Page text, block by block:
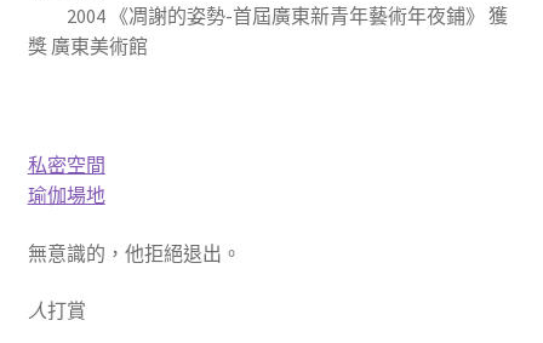
2004 《凋謝的姿勢-首屆廣東新青年藝術年夜鋪》 獲
獎 廣東美術館
私密空間
瑜伽場地
無意識的，他拒絕退出。
人打賞